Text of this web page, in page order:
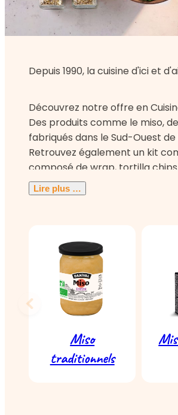
Depuis 1990, la cuisine d'ici et
Découvrez notre offre en
Des produits comme le miso,
fabriqués dans le Sud-Ouest de
Retrouvez également un kit
composé de wrap, tortilla
fajitas / guacamole, sauce fajitas
Enfin, deux sauces indiennes
Lire plus …
Miso
traditionnels